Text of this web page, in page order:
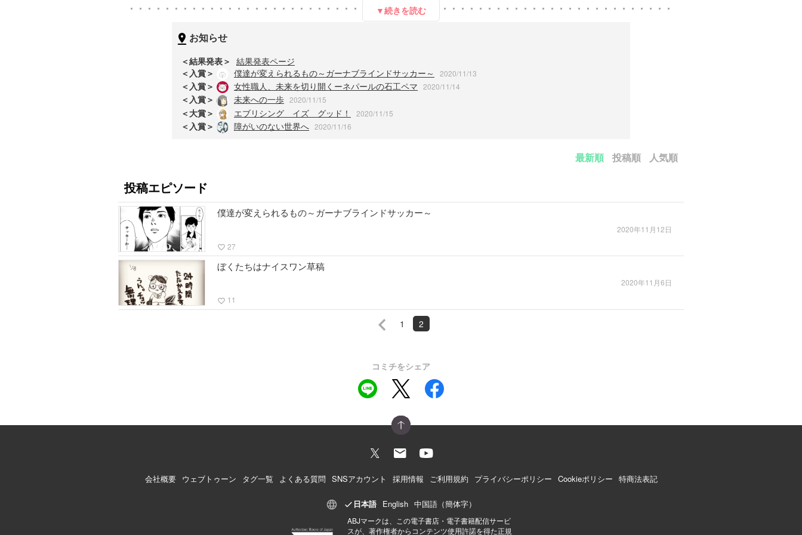
▼続きを読む
お知らせ
＜結果発表＞ 結果発表ページ
＜入賞＞
僕達が変えられるもの～ガーナブラインドサッカー～ 2020/11/13
＜入賞＞ 女性職人、未来を切り開くーネパールの石工ペマ 2020/11/14
＜入賞＞ 未来への一歩 2020/11/15
＜大賞＞ エブリシング イズ グッド！ 2020/11/15
＜入賞＞ 障がいのない世界へ 2020/11/16
最新順 投稿順 人気順
投稿エピソード
僕達が変えられるもの～ガーナブラインドサッカー～
2020年11月12日
favorite_border 27
ぼくたちはナイスワン草稿
2020年11月6日
favorite_border 11
1 2
コミチをシェア
会社概要 ウェブトゥーン タグ一覧 よくある質問 SNSアカウント 採用情報 ご利用規約 プライバシーポリシー Cookieポリシー 特商法表記
日本語 English 中国語（簡体字）
ABJマークは、この電子書店・電子書籍配信サービ
スが、著作権者からコンテンツ使用許諾を得た正規